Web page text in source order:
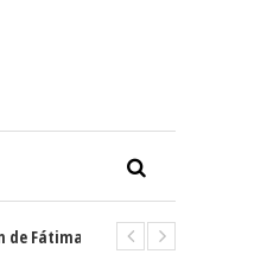
con diez días de tradición,